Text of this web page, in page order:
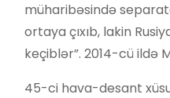
müharibəsində
ortaya çıxıb, lakin
keçiblər”. 2014-cü ildə
45-ci hava-desant